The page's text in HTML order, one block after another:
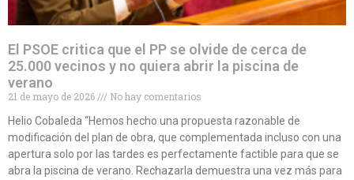
El PSOE critica que el PP se olvide de cerca de
25.000 vecinos y no quiera abrir la piscina de
verano
21 de mayo de 2026
No hay comentarios
Helio Cobaleda “Hemos hecho una propuesta razonable de
modificación del plan de obra, que complementada incluso con una
apertura solo por las tardes es perfectamente factible para que se
abra la piscina de verano. Rechazarla demuestra una vez más para